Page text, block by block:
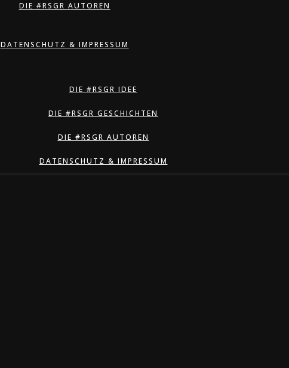
DIE #RSGR AUTOREN
DATENSCHUTZ & IMPRESSUM
DIE #RSGR IDEE
DIE #RSGR GESCHICHTEN
DIE #RSGR AUTOREN
DATENSCHUTZ & IMPRESSUM